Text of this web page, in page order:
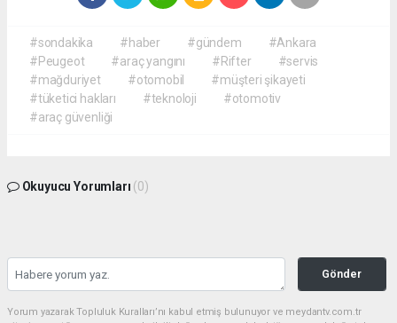
#sondakika #haber #gündem
#Ankara
#Peugeot
#araç yangını #Rifter
#servis
#mağduriyet
#otomobil
#müşteri şikayeti
#tüketici hakları
#teknoloji
#otomotiv
#araç güvenliği
Okuyucu Yorumları (0)
Gönder
Yorum yazarak Topluluk Kuralları’nı kabul etmiş bulunuyor ve meydantv.com.tr